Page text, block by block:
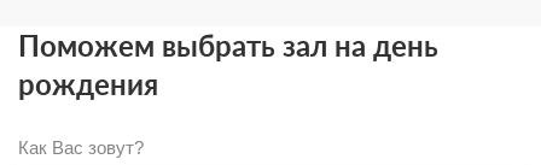
Поможем выбрать зал на день
рождения